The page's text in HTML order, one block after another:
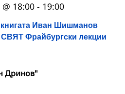
Иван Шишманов
Фрайбургски лекции
18:00 - 19:00
Дринов"